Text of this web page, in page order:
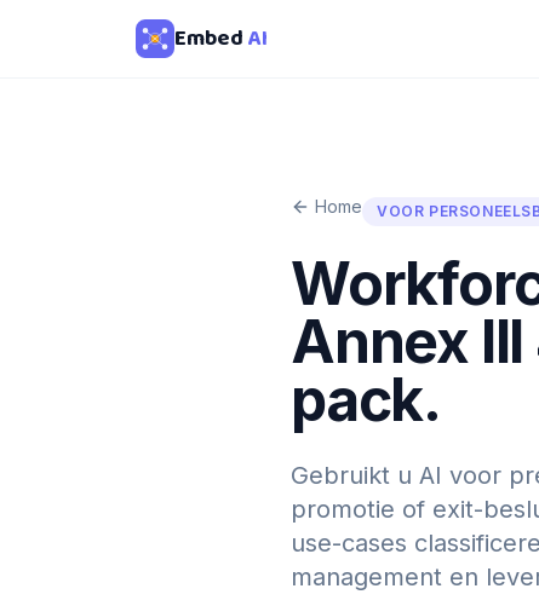
EmbedAI
Home VOOR
Annex
pack.
Gebruikt u AI voor
promotie of exit-
use-cases
management en